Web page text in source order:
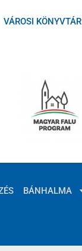
VÁROSI KÖNYVTÁR
BÁNHALMA